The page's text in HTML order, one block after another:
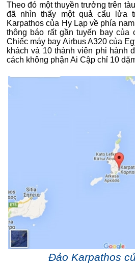
Theo đó một thuyền trưởng trên
đã nhìn thấy một quả cẩu lửa
Karpathos của Hy Lạp về phía
thông báo rất gần tuyến bay của
Chiếc máy bay Airbus A320 của
khách và 10 thành viên phi hành
cách không phận Ai Cập chỉ 10
Đảo Karpathos